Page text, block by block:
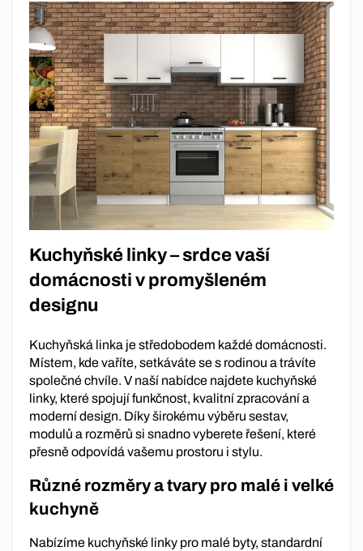
Kuchyňské linky – srdce vaší
domácnosti v promyšleném
designu
Kuchyňská linka je středobodem každé domácnosti.
Místem, kde vaříte, setkáváte se s rodinou a trávíte
společné chvíle. V naší nabídce najdete kuchyňské
linky, které spojují funkčnost, kvalitní zpracování a
moderní design. Díky širokému výběru sestav,
modulů a rozměrů si snadno vyberete řešení, které
přesně odpovídá vašemu prostoru i stylu.
Různé rozměry a tvary pro malé i velké
kuchyně
Nabízíme kuchyňské linky pro malé byty, standardní